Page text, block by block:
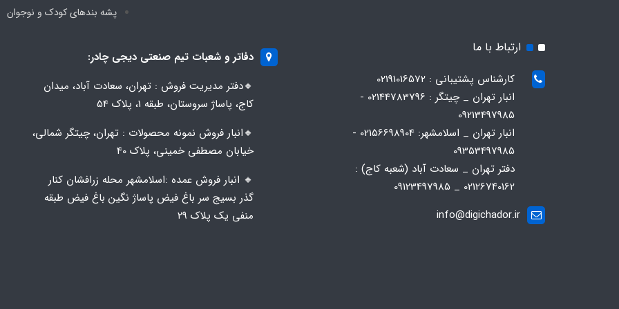
پشه‌ بندهای کودک و نوجوان
ارتباط با ما
کارشناس پشتیبانی : 02191016572
انبار تهران _ چیتگر : 02144783796 -
09213497985
انبار تهران _ اسلامشهر: 02156698904 -
09353497985
دفتر تهران _ سعادت آباد (شعبه کاج) :
02126740162 _ 09123497985
info@digichador.ir
دفاتر و شعبات تیم صنعتی دیجی چادر:
🔸️​​دفتر مدیریت فروش : تهران، سعادت آباد، میدان
کاج، پاساژ سروستان، طبقه 1، پلاک 54
🔸️​​انبار فروش نمونه محصولات : تهران، چیتگر شمالی،
خیابان مصطفی خمینی، پلاک 40
🔸️ انبار فروش عمده :اسلامشهر محله زرافشان کنار
گذر بسیج سر باغ فیض پاساژ نگین باغ فیض طبقه
منفی یک پلاک ۲۹